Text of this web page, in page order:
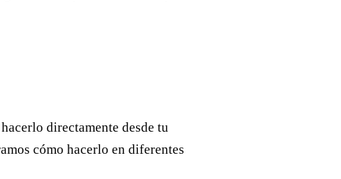
directamente desde tu
cómo hacerlo en diferentes